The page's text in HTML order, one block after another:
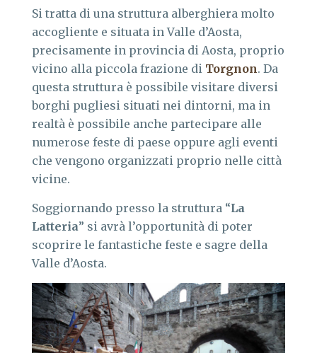
Si tratta di una struttura alberghiera molto
accogliente e situata in Valle d’Aosta,
precisamente in provincia di Aosta, proprio
vicino alla piccola frazione di Torgnon. Da
questa struttura è possibile visitare diversi
borghi pugliesi situati nei dintorni, ma in
realtà è possibile anche partecipare alle
numerose feste di paese oppure agli eventi
che vengono organizzati proprio nelle città
vicine.
Soggiornando presso la struttura “La
Latteria” si avrà l’opportunità di poter
scoprire le fantastiche feste e sagre della
Valle d’Aosta.